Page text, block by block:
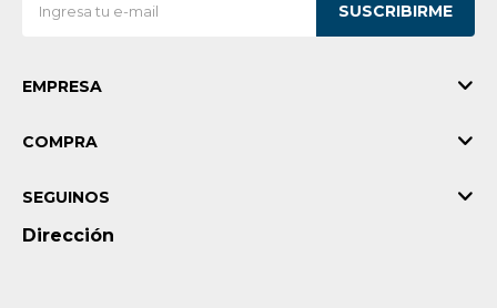
SUSCRIBIRME
EMPRESA
COMPRA
Dirección
SEGUINOS